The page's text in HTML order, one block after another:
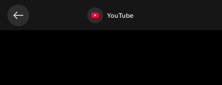
Video opened YouTube
Related videos